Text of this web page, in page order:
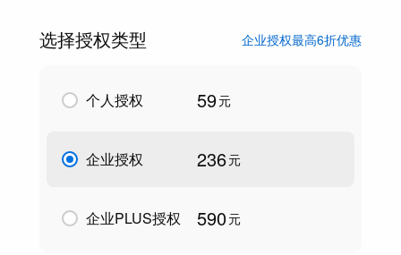
选择授权类型 企业授权最高6折优惠
个人授权 59元
企业授权 236元
企业PLUS授权 590元